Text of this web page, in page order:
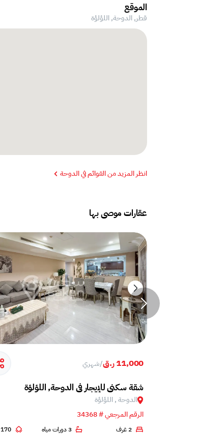
الموقع
قطر, الدوحة,اللؤلؤة
انظر المزيد من القوائم في الدوحة
عقارات موصى بها
11,000 ر.ق /شهري
شقة سكني للإيجار في الدوحة, اللؤلؤة
الدوحة , اللؤلؤة
الرقم المرجعي # 34368
2 غرف 3 دورات مياه 170 m²